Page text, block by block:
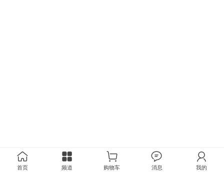
首页 频道 购物车 消息 我的